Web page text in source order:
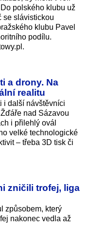
polského klubu už
se slávistickou
klubu Pavel
podílu.
a drony. Na
realitu
i další návštěvníci
nad Sázavou
i přilehlý ovál
velké technologické
– třeba 3D tisk či
zničili trofej, liga
způsobem, který
nakonec vedla až